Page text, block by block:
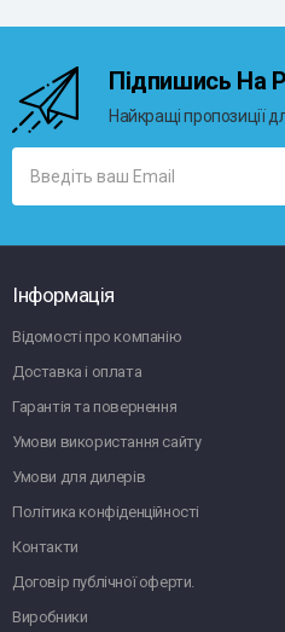
Підпишись На
Найкращі пропозиції
Інформація
Відомості про компанію
Доставка і оплата
Гарантія та повернення
Умови використання сайту
Умови для дилерів
Політика конфіденційності
Контакти
Договір публічної оферти.
Виробники